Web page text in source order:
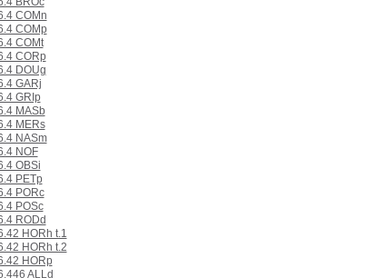
COMn
COMp
COMt
CORp
DOUg
GARj
GRIp
MASb
MERs
NASm
NOF
OBSi
PETp
PORc
POSc
RODd
HORh t.1
HORh t.2
HORp
ALLd